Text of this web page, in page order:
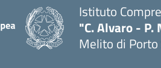
Istituto
"C. Alvaro - P.
Melito di Porto